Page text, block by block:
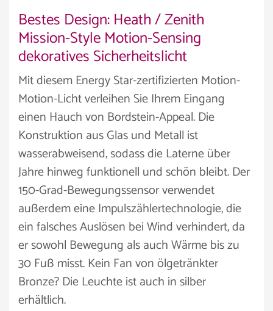
Bestes Design: Heath / Zenith
Mission-Style Motion-Sensing
dekoratives Sicherheitslicht
Mit diesem Energy Star-zertifizierten Motion-
Motion-Licht verleihen Sie Ihrem Eingang
einen Hauch von Bordstein-Appeal. Die
Konstruktion aus Glas und Metall ist
wasserabweisend, sodass die Laterne über
Jahre hinweg funktionell und schön bleibt. Der
150-Grad-Bewegungssensor verwendet
außerdem eine Impulszählertechnologie, die
ein falsches Auslösen bei Wind verhindert, da
er sowohl Bewegung als auch Wärme bis zu
30 Fuß misst. Kein Fan von ölgetränkter
Bronze? Die Leuchte ist auch in silber
erhältlich.